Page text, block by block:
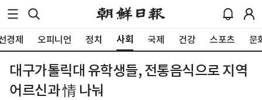
경제 오피니언 정치 사회 국제 건강 스포츠 문
대구가톨릭대 유학생들, 전통음식으로 지역
어르신과 情 나눠